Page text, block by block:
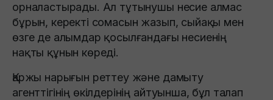
орналастырады. Ал тұтынушы несие алмас
бұрын, керекті сомасын жазып, сыйақы мен
өзге де алымдар қосылғандағы несиенің
нақты құнын көреді.
Қаржы нарығын реттеу және дамыту
агенттігінің өкілдерінің айтуынша, бұл талап